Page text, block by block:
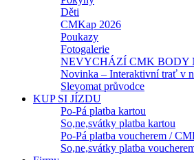
Děti
CMKap 2026
Poukazy
Fotogalerie
NEVYCHÁZÍ CMK BODY
Novinka – Interaktivní trať v
Slevomat průvodce
KUP SI JÍZDU
Po-Pá platba kartou
So,ne,svátky platba kartou
Po-Pá platba voucherem /
So,ne,svátky platba